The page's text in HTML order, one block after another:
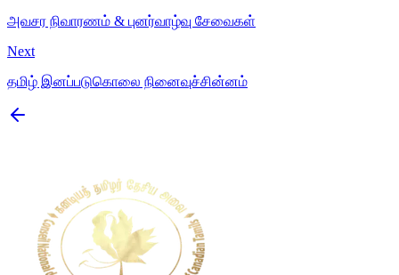
அவசர நிவாரணம் & புனர்வாழ்வு சேவைகள்
Next
தமிழ் இனப்படுகொலை நினைவுச்சின்னம்